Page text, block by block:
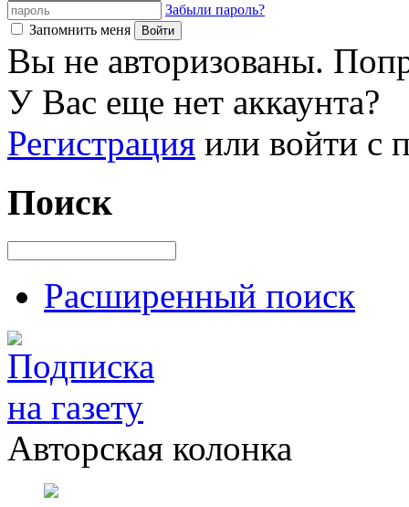
Забыли пароль?
Запомнить меня
Вы не авторизованы.
У Вас еще нет аккаунта?
Регистрация или войти с
Поиск
Расширенный поиск
Авторская колонка